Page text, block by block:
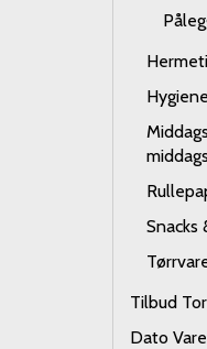
Snacks
Tilbud
Dato